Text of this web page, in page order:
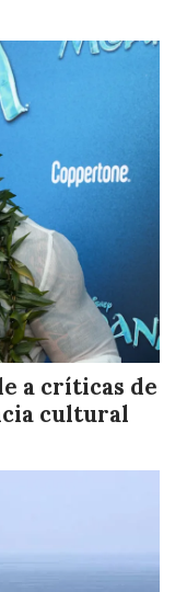
a críticas de
cultural